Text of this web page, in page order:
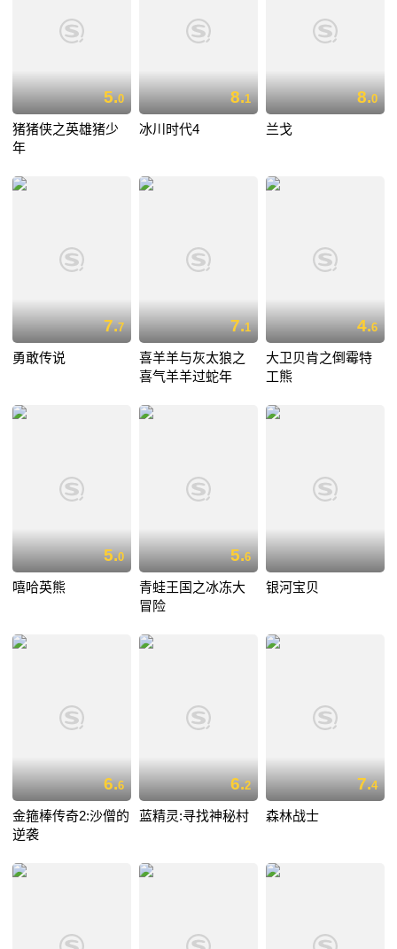
5.0
猪猪侠之英雄猪少
年
8.1
冰川时代4
8.0
兰戈
7.7
勇敢传说
7.1
喜羊羊与灰太狼之
喜气羊羊过蛇年
4.6
大卫贝肯之倒霉特
工熊
5.0
嘻哈英熊
5.6
青蛙王国之冰冻大
冒险
银河宝贝
6.6
金箍棒传奇2:沙僧的
逆袭
6.2
蓝精灵:寻找神秘村
7.4
森林战士